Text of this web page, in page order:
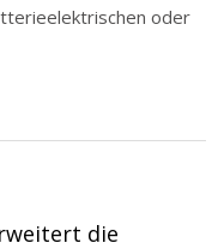
oder
die